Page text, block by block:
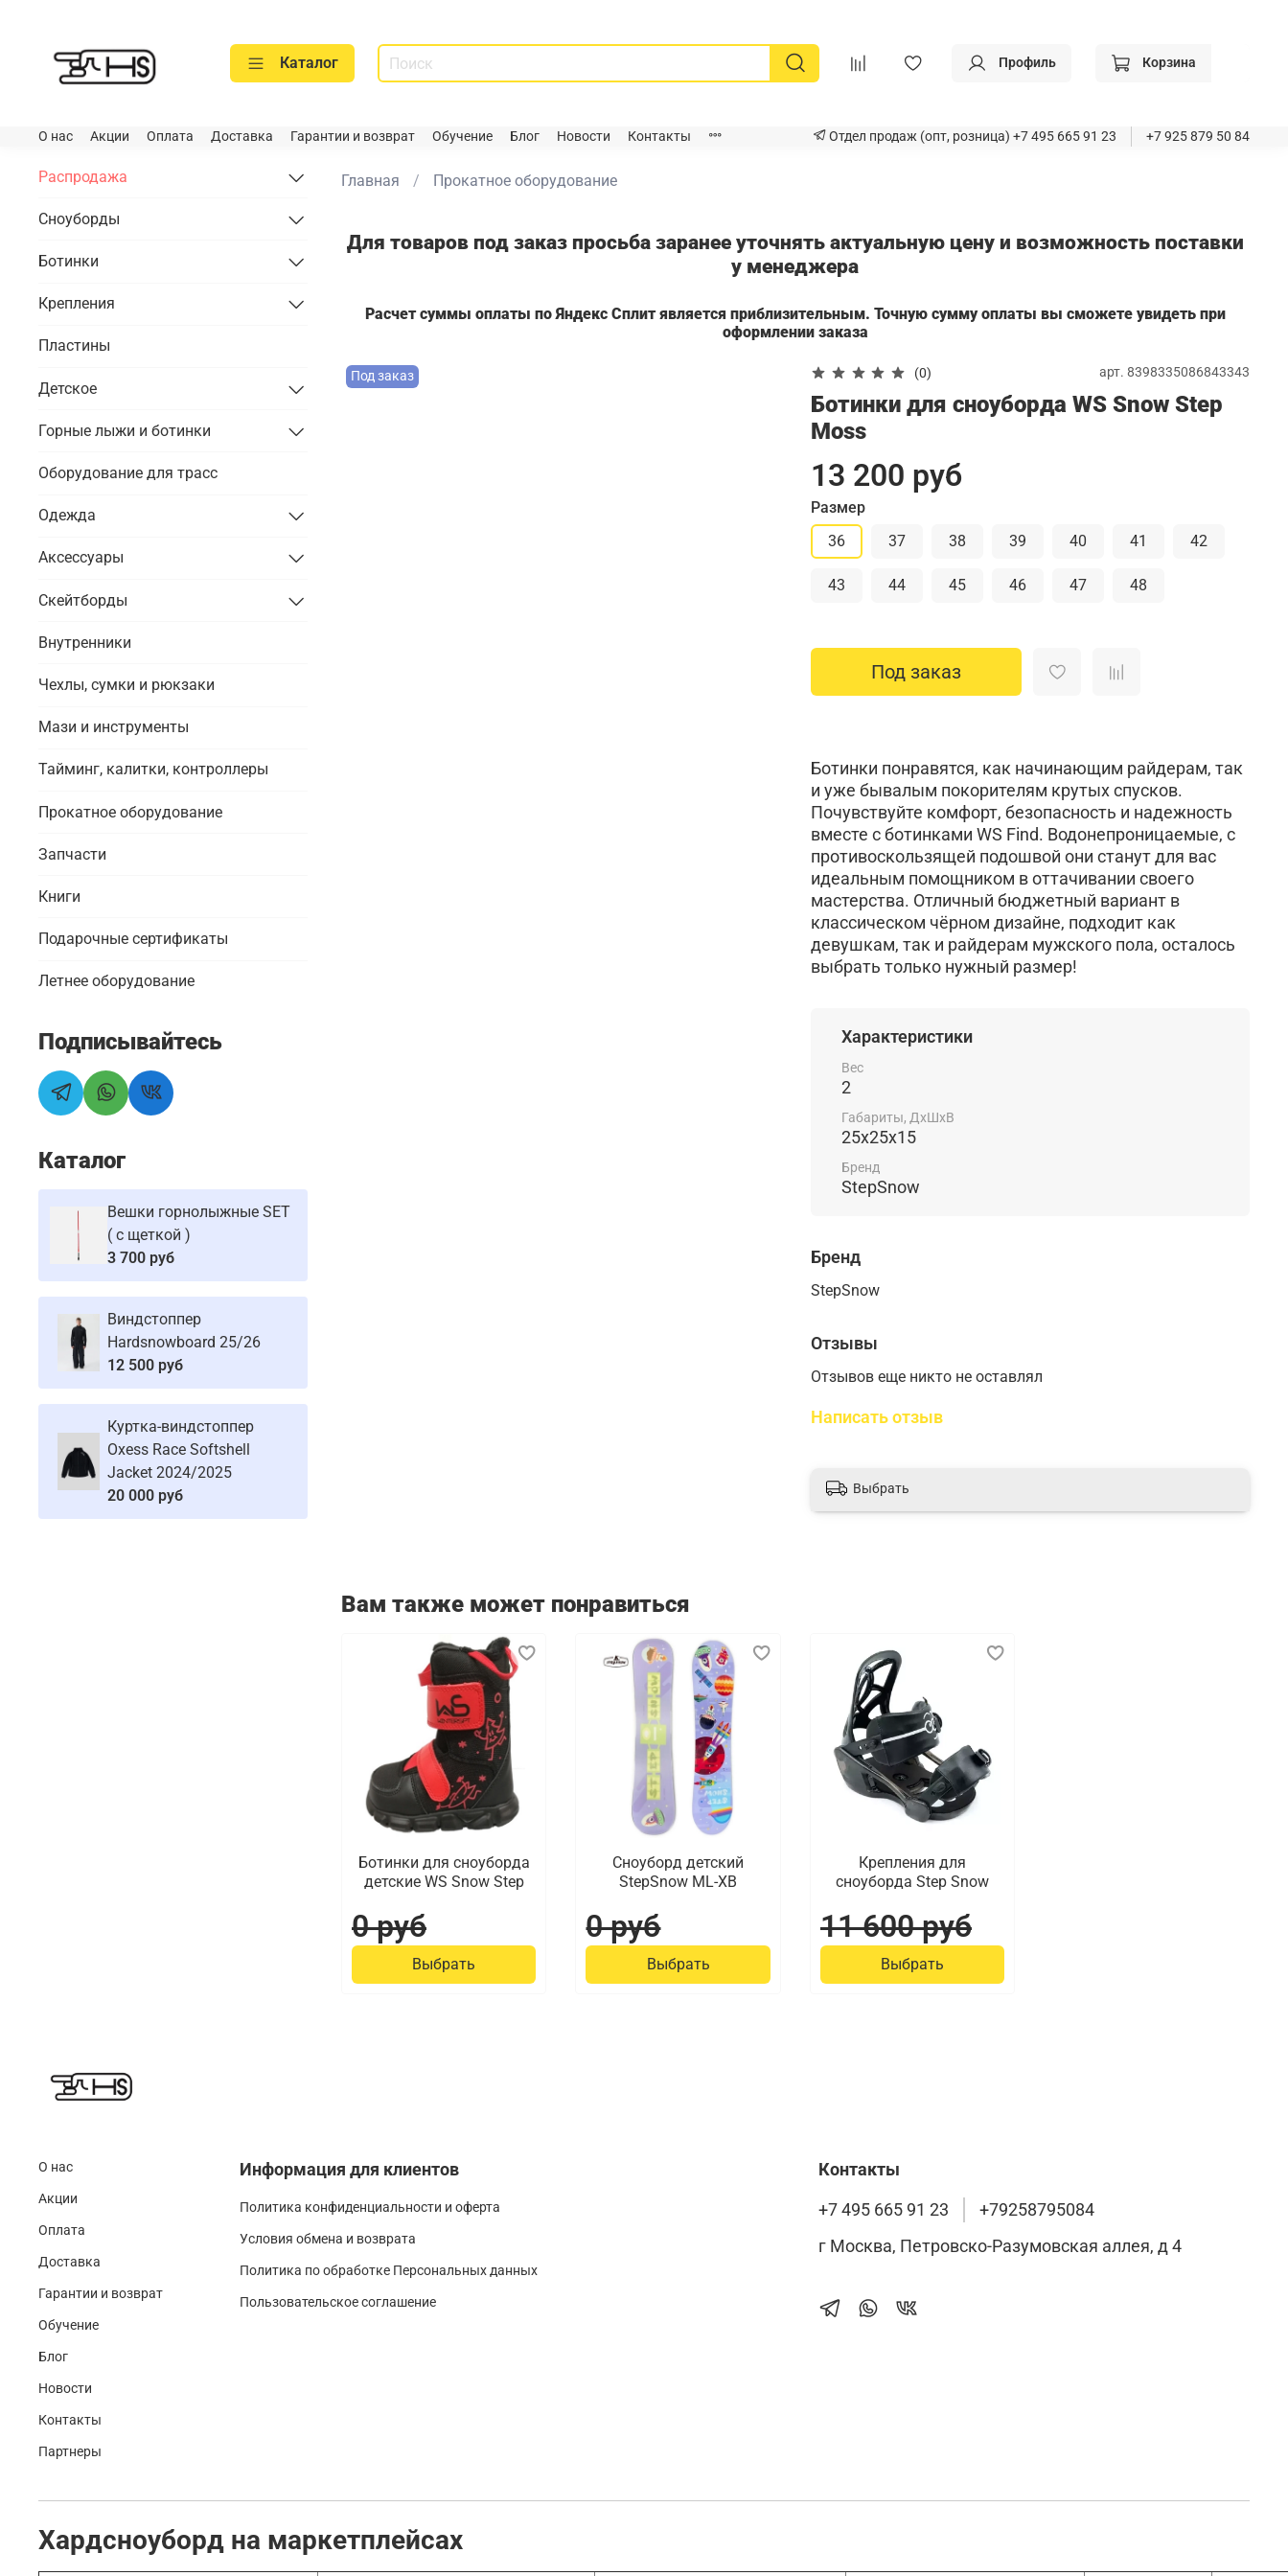
Каталог Профиль Корзина
О нас Акции Оплата Доставка Гарантии и возврат Обучение Блог Новости Контакты Отдел продаж (опт, розница) +7 495 665 91 23 +7 925 879 50 84
Главная Прокатное оборудование
Для товаров под заказ просьба заранее уточнять актуальную цену и возможность поставки
у менеджера
Расчет суммы оплаты по Яндекс Сплит является приблизительным. Точную сумму оплаты вы сможете увидеть при
оформлении заказа
Под заказ (0) арт. 8398335086843343
Ботинки для сноуборда WS Snow Step
Moss
13 200 руб
Размер
36
37 38 39 40 41 42
43 44 45 46 47 48
Под заказ
Ботинки понравятся, как начинающим райдерам, так
и уже бывалым покорителям крутых спусков.
Почувствуйте комфорт, безопасность и надежность
вместе с ботинками WS Find. Водонепроницаемые, с
противоскользящей подошвой они станут для вас
идеальным помощником в оттачивании своего
мастерства. Отличный бюджетный вариант в
классическом чёрном дизайне, подходит как
девушкам, так и райдерам мужского пола, осталось
выбрать только нужный размер!
Характеристики
Вес
2
Габариты, ДхШхВ
25x25x15
Бренд
StepSnow
Бренд
StepSnow
Отзывы
Отзывов еще никто не оставлял
Написать отзыв
Выбрать
Вам также может понравиться
Ботинки для сноуборда
детские WS Snow Step
0 руб
Выбрать
Сноуборд детский
StepSnow ML-XB
0 руб
Выбрать
Крепления для
сноуборда Step Snow
11 600 руб
Выбрать
Распродажа
Сноуборды
Ботинки
Крепления
Пластины
Детское
Горные лыжи и ботинки
Оборудование для трасс
Одежда
Аксессуары
Скейтборды
Внутренники
Чехлы, сумки и рюкзаки
Мази и инструменты
Тайминг, калитки, контроллеры
Прокатное оборудование
Запчасти
Книги
Подарочные сертификаты
Летнее оборудование
Подписывайтесь
Каталог
Вешки горнолыжные SET
( с щеткой )
3 700 руб
Виндстоппер
Hardsnowboard 25/26
12 500 руб
Куртка-виндстоппер
Oxess Race Softshell
Jacket 2024/2025
20 000 руб
О нас
Акции
Оплата
Доставка
Гарантии и возврат
Обучение
Блог
Новости
Контакты
Партнеры
Информация для клиентов
Политика конфиденциальности и оферта
Условия обмена и возврата
Политика по обработке Персональных данных
Пользовательское соглашение
Контакты
+7 495 665 91 23
+79258795084
г Москва, Петровско-Разумовская аллея, д 4
Хардсноуборд на маркетплейсах